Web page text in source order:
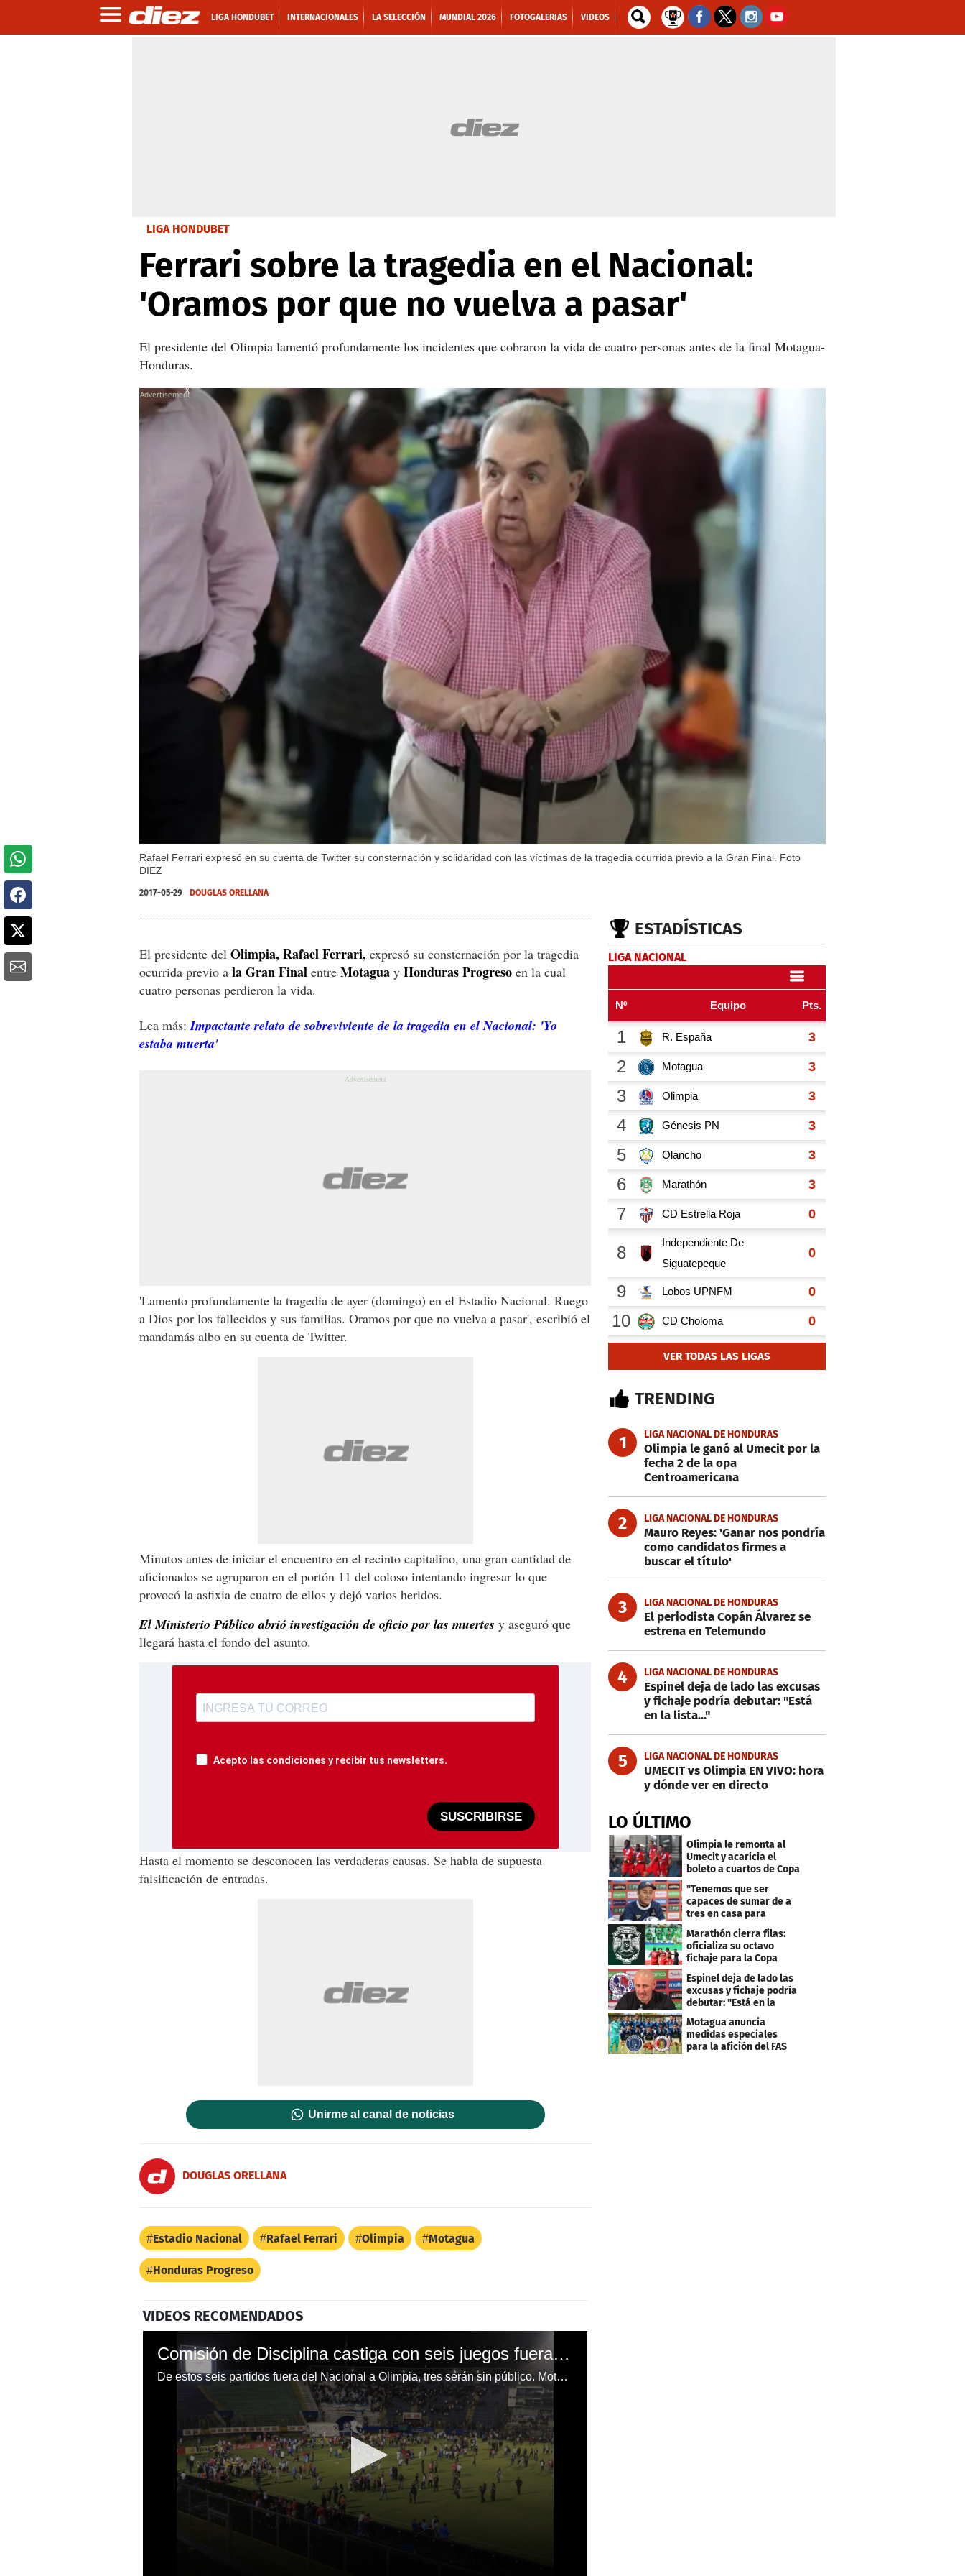
LIGA HONDUBET INTERNACIONALES LA SELECCIÓN MUNDIAL 2026 FOTOGALERIAS VIDEOS
LIGA HONDUBET
Ferrari sobre la tragedia en el Nacional:
'Oramos por que no vuelva a pasar'
El presidente del Olimpia lamentó profundamente los incidentes que cobraron la vida de cuatro personas antes de la final Motagua-
Honduras.
Rafael Ferrari expresó en su cuenta de Twitter su consternación y solidaridad con las víctimas de la tragedia ocurrida previo a la Gran Final. Foto
DIEZ
X
2017-05-29 DOUGLAS ORELLANA
El presidente del Olimpia, Rafael Ferrari, expresó su consternación por la tragedia
ocurrida previo a la Gran Final entre Motagua y Honduras Progreso en la cual
cuatro personas perdieron la vida.
Lea más:Impactante relato de sobreviviente de la tragedia en el Nacional: 'Yo
estaba muerta'
'Lamento profundamente la tragedia de ayer (domingo) en el Estadio Nacional. Ruego
a Dios por los fallecidos y sus familias. Oramos por que no vuelva a pasar', escribió el
mandamás albo en su cuenta de Twitter.
Minutos antes de iniciar el encuentro en el recinto capitalino, una gran cantidad de
aficionados se agruparon en el portón 11 del coloso intentando ingresar lo que
provocó la asfixia de cuatro de ellos y dejó varios heridos.
El Ministerio Público abrió investigación de oficio por las muertes y aseguró que
llegará hasta el fondo del asunto.
Acepto las condiciones y recibir tus newsletters.
SUSCRIBIRSE
Hasta el momento se desconocen las verdaderas causas. Se habla de supuesta
falsificación de entradas.
Unirme al canal de noticias
DOUGLAS ORELLANA
Estadio Nacional Rafael Ferrari Olimpia Motagua
Honduras Progreso
VIDEOS RECOMENDADOS
Comisión de Disciplina castiga con seis juegos fuera del Nacional a Olimpia y tres a Motagua
De estos seis partidos fuera del Nacional a Olimpia, tres serán sin público. Motagua por su parte tendrá dos encuentros sin aficionados.
ESTADÍSTICAS
LIGA NACIONAL
VER TODAS LAS LIGAS
TRENDING
1 LIGA NACIONAL DE HONDURAS
Olimpia le ganó al Umecit por la
fecha 2 de la opa
Centroamericana
2 LIGA NACIONAL DE HONDURAS
Mauro Reyes: 'Ganar nos pondría
como candidatos firmes a
buscar el título'
3 LIGA NACIONAL DE HONDURAS
El periodista Copán Álvarez se
estrena en Telemundo
4 LIGA NACIONAL DE HONDURAS
Espinel deja de lado las excusas
y fichaje podría debutar: "Está
en la lista..."
5 LIGA NACIONAL DE HONDURAS
UMECIT vs Olimpia EN VIVO: hora
y dónde ver en directo
LO ÚLTIMO
Olimpia le remonta al
Umecit y acaricia el
boleto a cuartos de Copa
"Tenemos que ser
capaces de sumar de a
tres en casa para
asegurar la
clasificación"
Marathón cierra filas:
oficializa su octavo
fichaje para la Copa
Centroamericana
Espinel deja de lado las
excusas y fichaje podría
debutar: "Está en la
Motagua anuncia
medidas especiales
para la afición del FAS